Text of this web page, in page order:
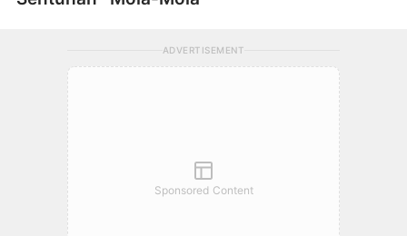
ADVERTISEMENT
Sponsored Content